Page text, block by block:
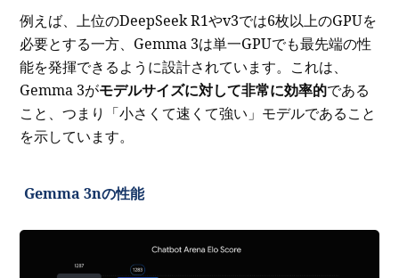
例えば、上位のDeepSeek R1やv3では6枚以上のGPUを
必要とする一方、Gemma 3は単一GPUでも最先端の性
能を発揮できるように設計されています。これは、
Gemma 3がモデルサイズに対して非常に効率的である
こと、つまり「小さくて速くて強い」モデルであること
を示しています。
Gemma 3nの性能